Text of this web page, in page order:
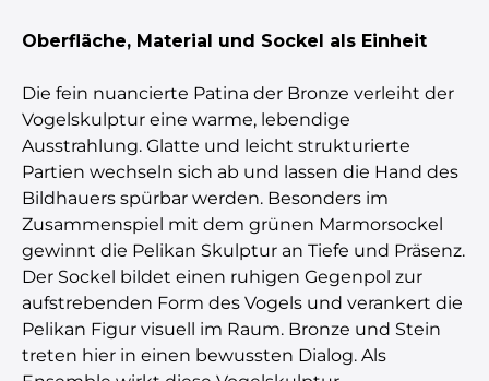
Oberfläche, Material und Sockel als Einheit
Die fein nuancierte Patina der Bronze verleiht der
Vogelskulptur eine warme, lebendige
Ausstrahlung. Glatte und leicht strukturierte
Partien wechseln sich ab und lassen die Hand des
Bildhauers spürbar werden. Besonders im
Zusammenspiel mit dem grünen Marmorsockel
gewinnt die Pelikan Skulptur an Tiefe und Präsenz.
Der Sockel bildet einen ruhigen Gegenpol zur
aufstrebenden Form des Vogels und verankert die
Pelikan Figur visuell im Raum. Bronze und Stein
treten hier in einen bewussten Dialog. Als